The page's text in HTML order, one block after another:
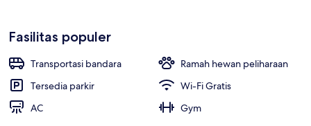
Fasilitas populer
Transportasi bandara
Ramah hewan peliharaan
Tersedia parkir
Wi-Fi Gratis
AC
Gym